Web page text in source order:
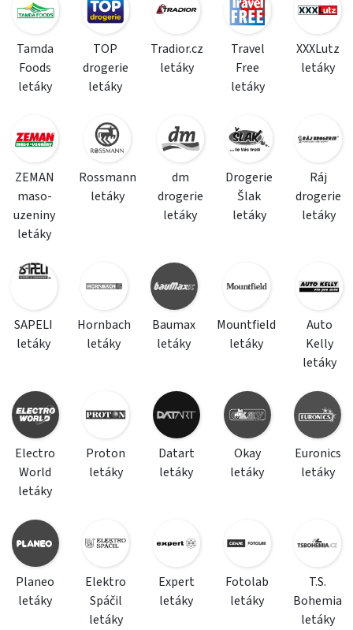
Tamda
Foods
letáky
TOP
drogerie
letáky
Tradior.cz
letáky
Travel
Free
letáky
XXXLutz
letáky
ZEMAN
maso-
uzeniny
letáky
Rossmann
letáky
dm
drogerie
letáky
Drogerie
Šlak
letáky
Ráj
drogerie
letáky
SAPELI
letáky
Hornbach
letáky
Baumax
letáky
Mountfield
letáky
Auto
Kelly
letáky
Electro
World
letáky
Proton
letáky
Datart
letáky
Okay
letáky
Euronics
letáky
Planeo
letáky
Elektro
Spáčil
letáky
Expert
letáky
Fotolab
letáky
T.S.
Bohemia
letáky